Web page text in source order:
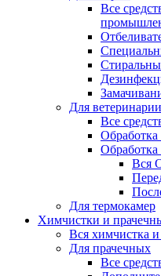
Все
Для ветеринарии
Все
Вся
Для термокамер
Химчистки и
Вся химчистка и
Для прачечных
Все